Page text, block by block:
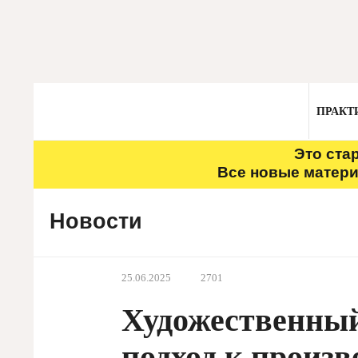
Это
Все новые
Новости
25.06.2025 2701